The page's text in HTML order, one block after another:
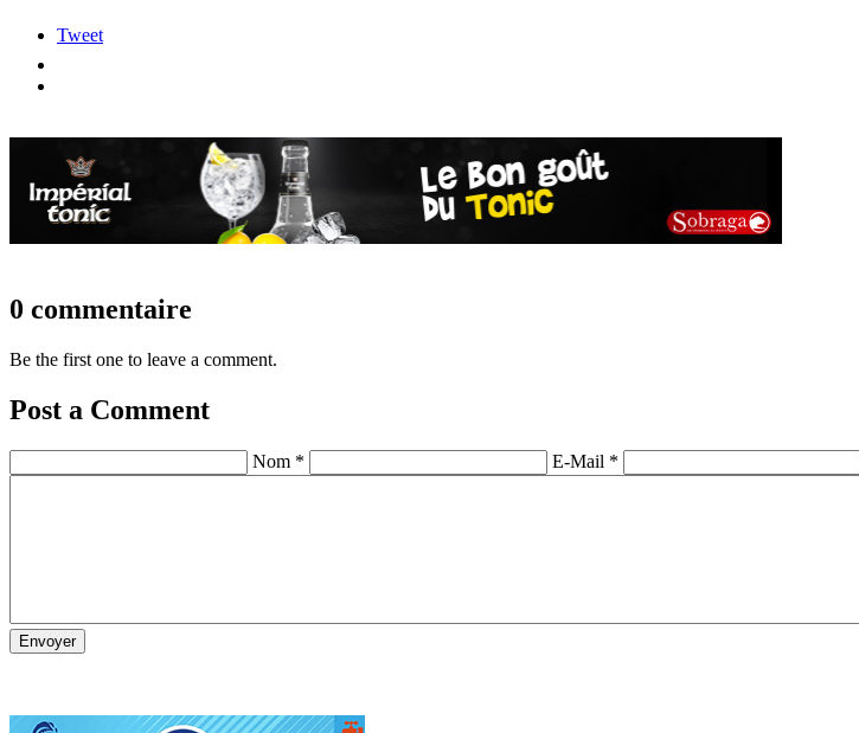
Tweet
0 commentaire
Be the first one to leave a comment.
Post a Comment
Nom * E-Mail *